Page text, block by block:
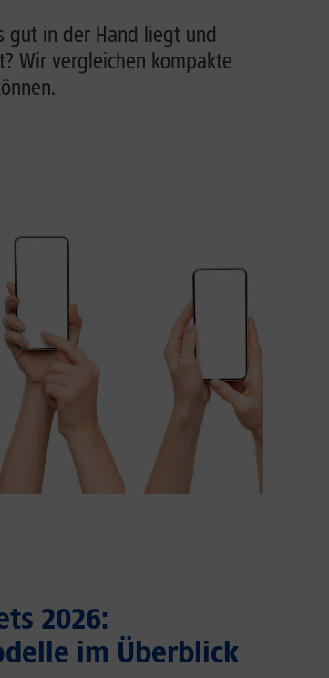
gut in der Hand liegt und
Wir vergleichen kompakte
2026:
im Überblick